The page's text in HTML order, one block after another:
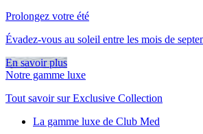
Prolongez votre été
Évadez-vous au soleil entre les mois de
En savoir plus
Notre gamme luxe
Tout savoir sur Exclusive Collection
La gamme luxe de Club Med